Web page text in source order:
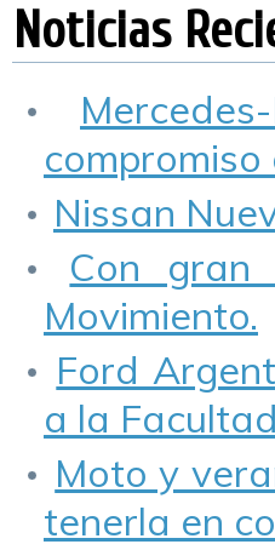
Noticias
Nissan
Con gran
Movimiento.
Ford
a la
Moto y
tenerla en